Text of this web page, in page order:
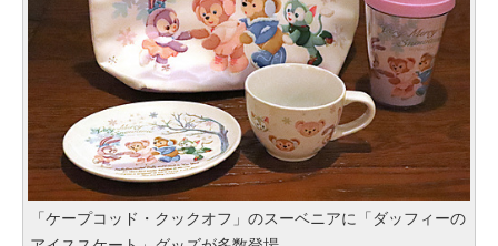
「ケープコッド・クックオフ」のスーベニアに「ダッフィーの